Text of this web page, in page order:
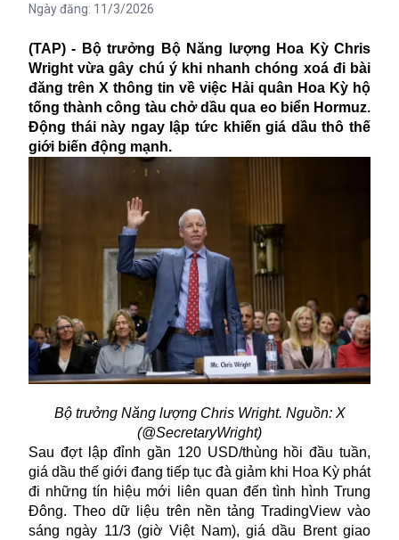
Ngày đăng: 11/3/2026
(TAP) - Bộ trưởng Bộ Năng lượng Hoa Kỳ Chris
Wright vừa gây chú ý khi nhanh chóng xoá đi bài
đăng trên X thông tin về việc Hải quân Hoa Kỳ hộ
tống thành công tàu chở dầu qua eo biển Hormuz.
Động thái này ngay lập tức khiến giá dầu thô thế
giới biến động mạnh.
Bộ trưởng Năng lượng Chris Wright. Nguồn: X
(@SecretaryWright)
Sau đợt lập đỉnh gần 120 USD/thùng hồi đầu tuần,
giá dầu thế giới đang tiếp tục đà giảm khi Hoa Kỳ phát
đi những tín hiệu mới liên quan đến tình hình Trung
Đông. Theo dữ liệu trên nền tảng TradingView vào
sáng ngày 11/3 (giờ Việt Nam), giá dầu Brent giao